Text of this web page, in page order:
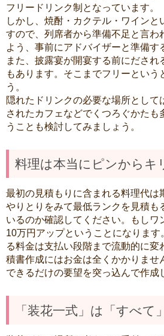
フリードリンク制となっています。
しかし、焼酎・カクテル・ワイン
すので、列席者から準備不足と言
よう、事前にアドバイザーと準備す
また、披露宴が開宴する前にださ
もあります。そこまでフリーとい
う。
隠れたドリンクの必要な場所とし
されたカフェなどでくつろぐかた
うことも検討してみましょう。
料理は本当にピンからキ
最初の見積もりに含まれる料理代
やりとりをみて最低ランクを見積
いるのか確認してください。もし
10万円アップということになりま
る料金は支払い段階まで流動的に
積書作成にはお金は全くかかりませ
できるだけの要望を突っ込んで作成
「装花一式」は「すべ